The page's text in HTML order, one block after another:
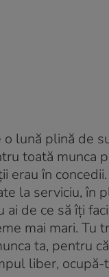
lună plină de
toată munca
erau în
la serviciu, în
ai de ce să îți
mai mari. Tu
ta, pentru
liber,